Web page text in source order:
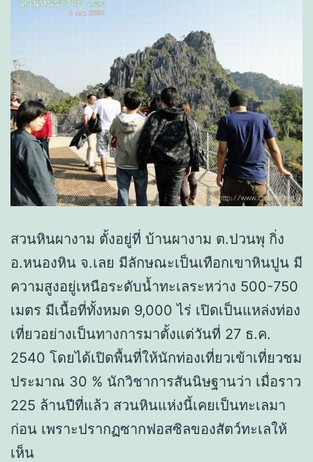
สวนหินผางาม ตั้งอยู่ที่ บ้านผางาม ต.ปวนพุ กิ่ง
อ.หนองหิน จ.เลย มีลักษณะเป็นเทือกเขาหินปูน มี
ความสูงอยู่เหนือระดับน้ำทะเลระหว่าง 500-750
เมตร มีเนื้อที่ทั้งหมด 9,000 ไร่ เปิดเป็นแหล่งท่อง
เที่ยวอย่างเป็นทางการมาตั้งแต่วันที่ 27 ธ.ค.
2540 โดยได้เปิดพื้นที่ให้นักท่องเที่ยวเข้าเที่ยวชม
ประมาณ 30 % นักวิชาการสันนิษฐานว่า เมื่อราว
225 ล้านปีที่แล้ว สวนหินแห่งนี้เคยเป็นทะเลมา
ก่อน เพราะปรากฏซากฟอสซิลของสัตว์ทะเลให้
เห็น